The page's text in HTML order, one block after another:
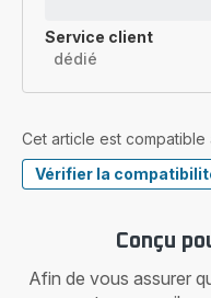
Service client
dédié
Cet article est compatible
Vérifier la
Conçu
Afin de vous assurer